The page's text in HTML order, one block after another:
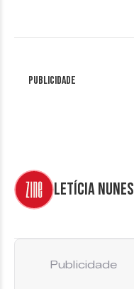
Publicidade
Letícia Nunes
Publicidade